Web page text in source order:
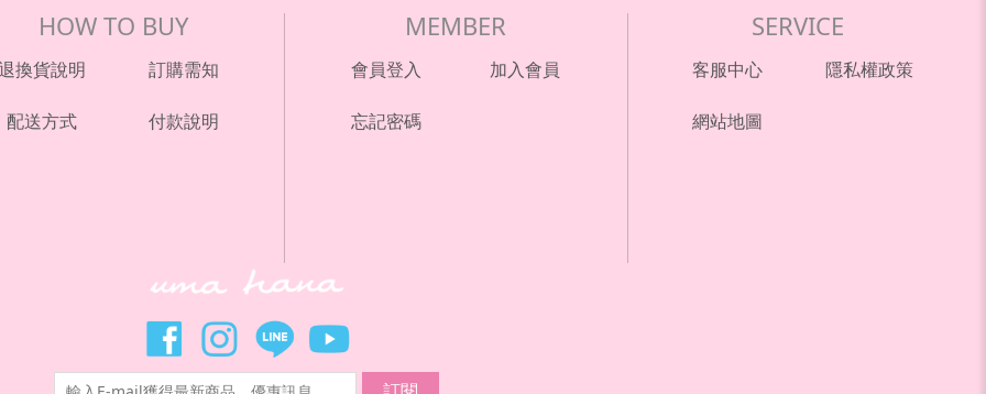
HOW TO BUY
換貨說明 訂購需知
配送方式 付款說明
MEMBER
會員登入 加入會員
忘記密碼
SERVICE
客服中心 隱私權政策
網站地圖